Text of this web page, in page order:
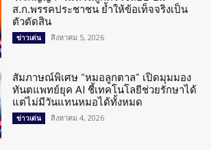
ส.ก.พรรคประชาชน ย้ำให้ข้อเท็จจริงเป็น
ตัวตัดสิน
ข่าวเด่น สิงหาคม 5, 2026
สัมภาษณ์พิเศษ “หมอลูกตาล” เปิดมุมมอง
ทันตแพทย์ยุค AI ชี้เทคโนโลยีช่วยรักษาได้
แต่ไม่มีวันแทนหมอได้ทั้งหมด
ข่าวเด่น สิงหาคม 4, 2026